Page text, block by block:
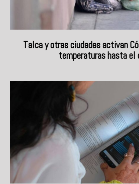
Talca y otras ciudades activan
temperaturas hasta el